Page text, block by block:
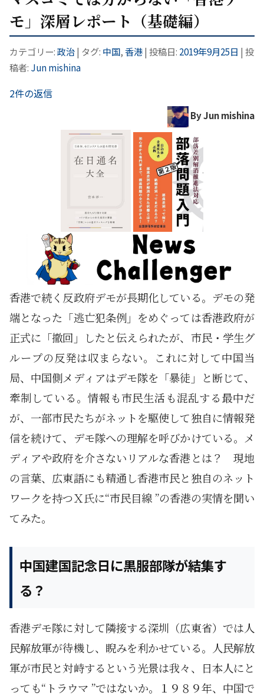
モ」深層レポート（基礎編）
カテゴリー:政治| タグ: 中国,香港| 投稿日: 2019年9月25日 | 投
稿者: Jun mishina
2件の返信
By Jun mishina
香港で続く反政府デモが長期化している。デモの発
端となった「逃亡犯条例」をめぐっては香港政府が
正式に「撤回」したと伝えられたが、市民・学生グ
ループの反発は収まらない。これに対して中国当
局、中国側メディアはデモ隊を「暴徒」と断じて、
牽制している。情報も市民生活も混乱する最中だ
が、一部市民たちがネットを駆使して独自に情報発
信を続けて、デモ隊への理解を呼びかけている。メ
ディアや政府を介さないリアルな香港とは？ 現地
の言葉、広東語にも精通し香港市民と独自のネット
ワークを持つＸ氏に“市民目線 ”の香港の実情を聞い
てみた。
中国建国記念日に黒服部隊が結集す
る？
香港デモ隊に対して隣接する深圳（広東省）では人
民解放軍が待機し、睨みを利かせている。人民解放
軍が市民と対峙するという光景は我々、日本人にと
っても“トラウマ ”ではないか。１９８９年、中国で